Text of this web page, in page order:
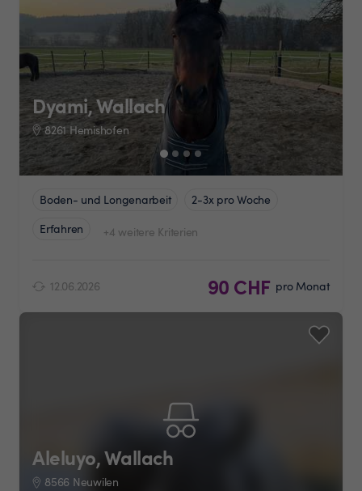
Dyami, Wallach
8261 Hemishofen
Boden- und Longenarbeit
2-3x pro Woche
Erfahren
+4 weitere Kriterien
12.06.2026 90 CHF pro Monat
Aleluyo, Wallach
8566 Neuwilen